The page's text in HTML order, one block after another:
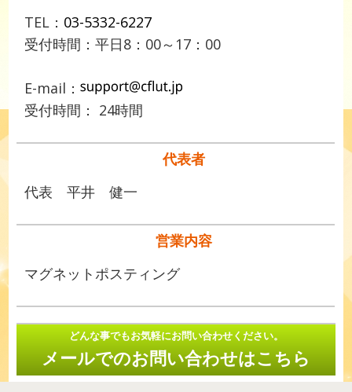
TEL： 03-5332-6227
受付時間：平日8：00～17：00
E-mail：
受付時間： 24時間
代表者
代表 平井 健一
営業内容
マグネットポスティング
どんな事でもお気軽にお問い合わせください。
メールでのお問い合わせはこちら